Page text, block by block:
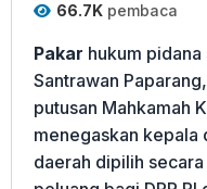
66.7K pembaca
Pakar hukum
Santrawan
putusan Mahkamah
menegaskan kepala
daerah dipilih